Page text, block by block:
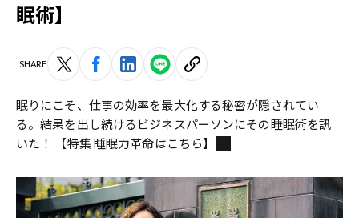
眠術】
SHARE
眠りにこそ、仕事の効率を最大化する秘密が隠されてい
る。結果を出し続けるビジネスパーソンにその睡眠術を訊
いた！
【特集 睡眠力革命はこちら】